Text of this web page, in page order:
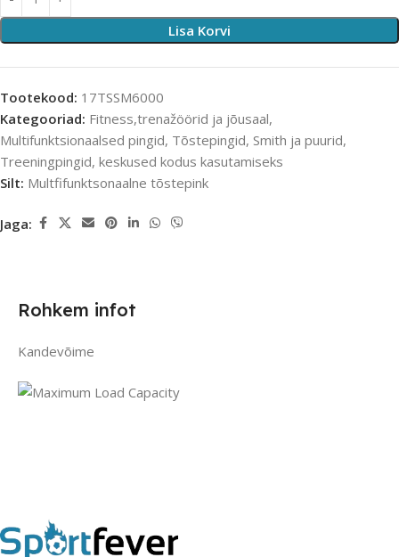
Lisa Korvi
Tootekood: 17TSSM6000
Kategooriad: Fitness,trenažöörid ja jõusaal,
Multifunktsionaalsed pingid, Tõstepingid, Smith ja puurid,
Treeningpingid, keskused kodus kasutamiseks
Silt: Multfifunktsonaalne tõstepink
Jaga:
Rohkem infot
Kandevõime